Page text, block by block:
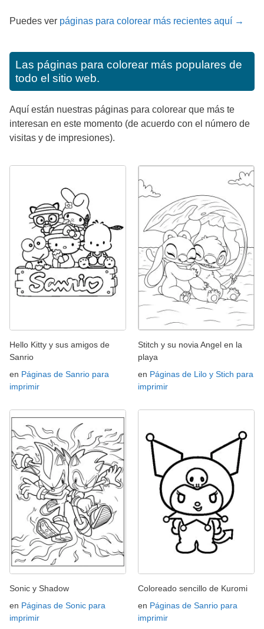
Puedes ver páginas para colorear más recientes aquí →
Las páginas para colorear más populares de
todo el sitio web.
Aquí están nuestras páginas para colorear que más te
interesan en este momento (de acuerdo con el número de
visitas y de impresiones).
Hello Kitty y sus amigos de
Sanrio
en Páginas de Sanrio para
imprimir
Stitch y su novia Angel en la
playa
en Páginas de Lilo y Stich para
imprimir
Sonic y Shadow
en Páginas de Sonic para
imprimir
Coloreado sencillo de Kuromi
en Páginas de Sanrio para
imprimir